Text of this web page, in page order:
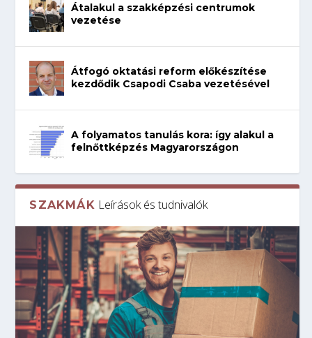
Átalakul a szakképzési centrumok
vezetése
Átfogó oktatási reform előkészítése
kezdődik Csapodi Csaba vezetésével
A folyamatos tanulás kora: így alakul a
felnőttképzés Magyarországon
SZAKMÁK Leírások és tudnivalók